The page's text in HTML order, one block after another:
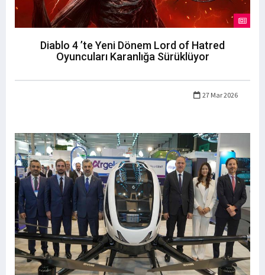
Diablo 4 ’te Yeni Dönem Lord of Hatred
Oyuncuları Karanlığa Sürüklüyor
27 Mar 2026